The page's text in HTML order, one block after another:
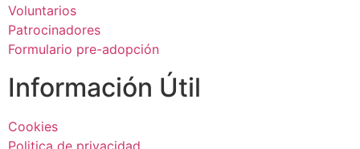
Voluntarios
Patrocinadores
Formulario pre-adopción
Información Útil
Cookies
Politica de privacidad